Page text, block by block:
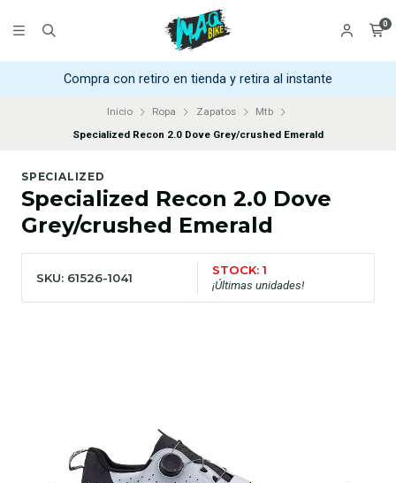
0
Compra con retiro en tienda y retira al instante
Inicio Ropa Zapatos
Mtb
Specialized Recon 2.0 Dove Grey/crushed Emerald
SPECIALIZED
Specialized Recon 2.0 Dove
Grey/crushed Emerald
SKU: 61526-1041
STOCK: 1
¡Últimas unidades!